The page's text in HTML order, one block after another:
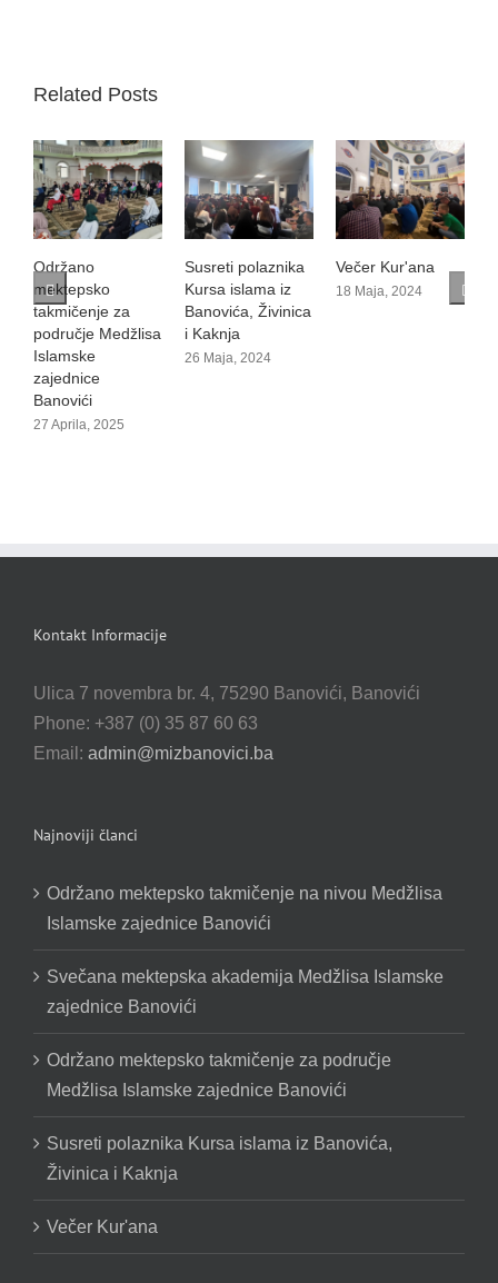
Related Posts
Susreti polaznika
Kursa islama iz
Banovića, Živinica
i Kaknja
26 Maja, 2024
Večer Kur'ana
18 Maja, 2024
Održano
mektepsko
Kontakt Informacije
Ulica 7 novembra br. 4, 75290 Banovići, Banovići
Phone: +387 (0) 35 87 60 63
Email: admin@mizbanovici.ba
Najnoviji članci
Održano mektepsko takmičenje na nivou Medžlisa
Islamske zajednice Banovići
Svečana mektepska akademija Medžlisa Islamske
zajednice Banovići
Održano mektepsko takmičenje za područje
Medžlisa Islamske zajednice Banovići
Susreti polaznika Kursa islama iz Banovića,
Živinica i Kaknja
Večer Kur'ana